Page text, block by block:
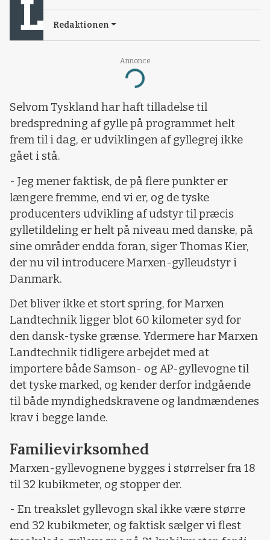
Annonce
Loading...
Redaktionen
Selvom Tyskland har haft tilladelse til
bredspredning af gylle på programmet helt
frem til i dag, er udviklingen af gyllegrej ikke
gået i stå.
- Jeg mener faktisk, de på flere punkter er
længere fremme, end vi er, og de tyske
producenters udvikling af udstyr til præcis
gylletildeling er helt på niveau med danske, på
sine områder endda foran, siger Thomas Kier,
der nu vil introducere Marxen-gylleudstyr i
Danmark.
Det bliver ikke et stort spring, for Marxen
Landtechnik ligger blot 60 kilometer syd for
den dansk-tyske grænse. Ydermere har Marxen
Landtechnik tidligere arbejdet med at
importere både Samson- og AP-gyllevogne til
det tyske marked, og kender derfor indgående
til både myndighedskravene og landmændenes
krav i begge lande.
Familievirksomhed
Marxen-gyllevognene bygges i størrelser fra 18
til 32 kubikmeter, og stopper der.
- En treakslet gyllevogn skal ikke være større
end 32 kubikmeter, og faktisk sælger vi flest